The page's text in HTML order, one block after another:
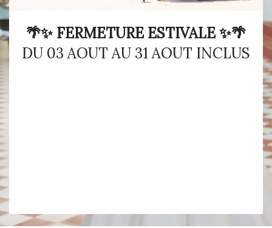
🌴✨ FERMETURE ESTIVALE ✨🌴
DU 03 AOUT AU 31 AOUT INCLUS